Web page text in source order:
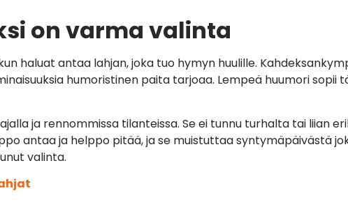
on varma valinta
haluat antaa lahjan, joka tuo hymyn huulille.
humoristinen paita tarjoaa. Lempeä huumori sopii
ja rennommissa tilanteissa. Se ei tunnu turhalta tai liian
antaa ja helppo pitää, ja se muistuttaa syntymäpäivästä
valinta.